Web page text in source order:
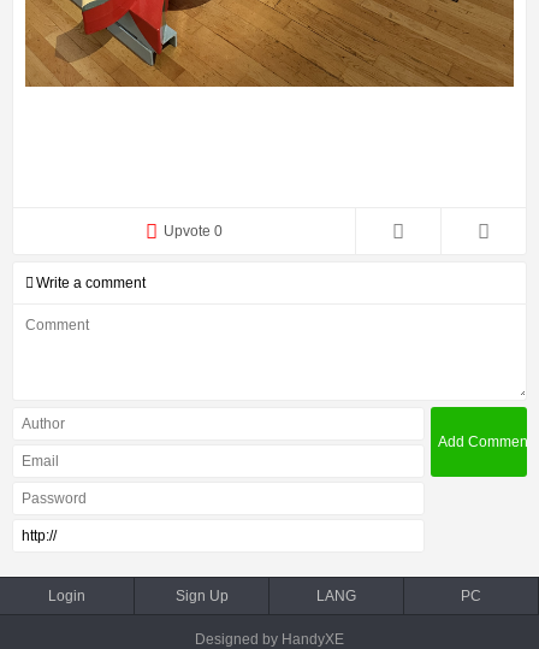
Upvote 0
Write a comment
Login Sign Up LANG PC
Designed by HandyXE